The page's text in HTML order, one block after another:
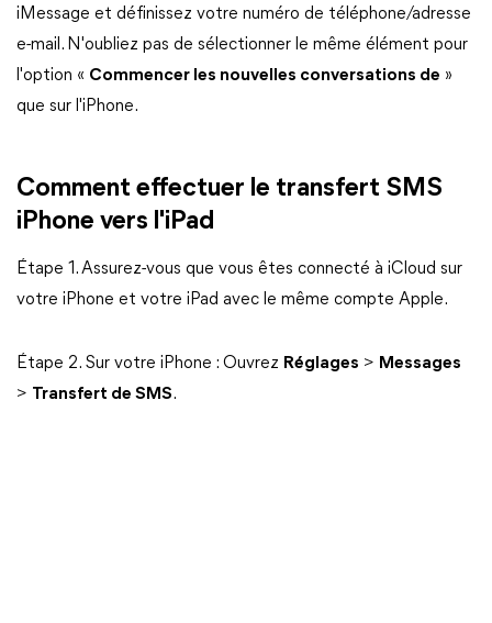
iMessage et définissez votre numéro de téléphone/adresse
e-mail. N'oubliez pas de sélectionner le même élément pour
l'option « Commencer les nouvelles conversations de »
que sur l'iPhone.
Comment effectuer le transfert SMS
iPhone vers l'iPad
Étape 1. Assurez-vous que vous êtes connecté à iCloud sur
votre iPhone et votre iPad avec le même compte Apple.
Étape 2. Sur votre iPhone : Ouvrez Réglages > Messages
> Transfert de SMS.